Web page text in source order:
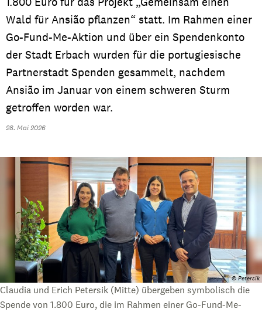
Wald für Ansião pflanzen“ statt. Im Rahmen einer
Go-Fund-Me-Aktion und über ein Spendenkonto
der Stadt Erbach wurden für die portugiesische
Partnerstadt Spenden gesammelt, nachdem
Ansião im Januar von einem schweren Sturm
getroffen worden war.
28. Mai 2026
© Petersik
Claudia und Erich Petersik (Mitte) übergeben symbolisch die
Spende von 1.800 Euro, die im Rahmen einer Go-Fund-Me-